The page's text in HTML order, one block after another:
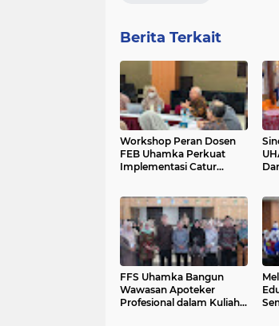
Berita Terkait
Workshop Peran Dosen
FEB Uhamka Perkuat
Implementasi Catur
FFS Uhamka Bangun
Wawasan Apoteker
Profesional dalam Kuliah